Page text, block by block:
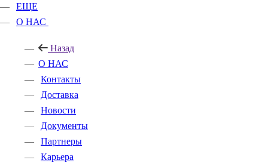
ЕЩЕ
О НАС
Назад
О НАС
Контакты
Доставка
Новости
Документы
Партнеры
Карьера